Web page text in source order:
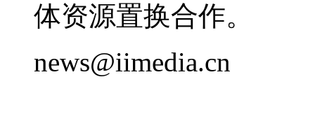
体资源置换合作。
news@iimedia.cn